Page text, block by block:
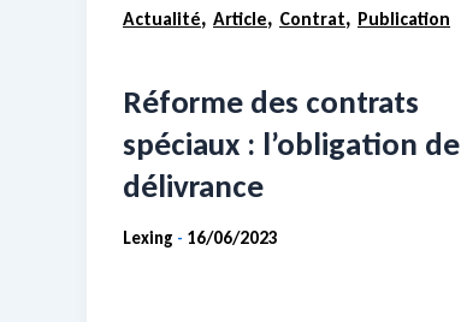
Actualité, Article, Contrat, Publication
Réforme des contrats
spéciaux : l’obligation de
délivrance
Lexing - 16/06/2023